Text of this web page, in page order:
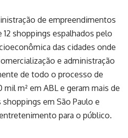
de empreendimentos
shoppings espalhados pelo
das cidades onde
e administração
de todo o processo de
m² em ABL e geram mais de
em São Paulo e
para o público.